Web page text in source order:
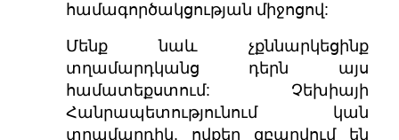
համագործակցության միջոցով:
Մենք նաև չքննարկեցինք
տղամարդկանց դերն այս
համատեքստում: Չեխիայի
Հանրապետությունում կան
տղամարդիկ, ովքեր զբաղվում են